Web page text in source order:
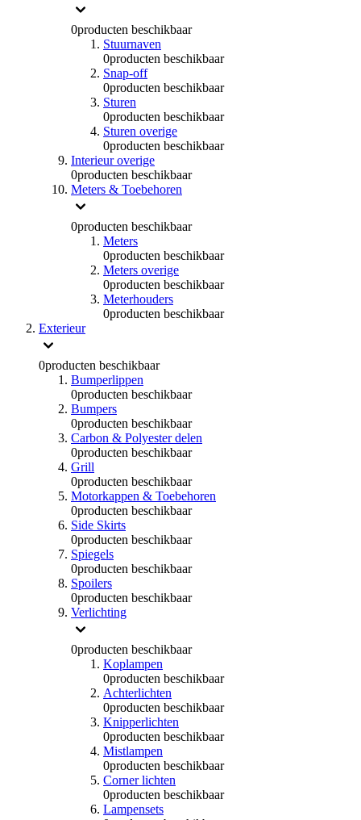
0producten beschikbaar
Stuurnaven
0producten beschikbaar
Snap-off
0producten beschikbaar
Sturen
0producten beschikbaar
Sturen overige
0producten beschikbaar
Interieur overige
0producten beschikbaar
Meters & Toebehoren
0producten beschikbaar
Meters
0producten beschikbaar
Meters overige
0producten beschikbaar
Meterhouders
0producten beschikbaar
Exterieur
0producten beschikbaar
Bumperlippen
0producten beschikbaar
Bumpers
0producten beschikbaar
Carbon & Polyester delen
0producten beschikbaar
Grill
0producten beschikbaar
Motorkappen & Toebehoren
0producten beschikbaar
Side Skirts
0producten beschikbaar
Spiegels
0producten beschikbaar
Spoilers
0producten beschikbaar
Verlichting
0producten beschikbaar
Koplampen
0producten beschikbaar
Achterlichten
0producten beschikbaar
Knipperlichten
0producten beschikbaar
Mistlampen
0producten beschikbaar
Corner lichten
0producten beschikbaar
Lampensets